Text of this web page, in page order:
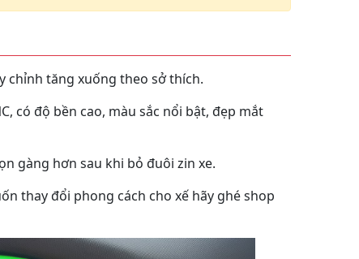
chỉnh tăng xuống theo sở thích.
có độ bền cao, màu sắc nổi bật, đẹp mắt
gàng hơn sau khi bỏ đuôi zin xe.
thay đổi phong cách cho xế hãy ghé shop